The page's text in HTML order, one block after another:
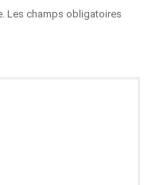
Les champs obligatoires